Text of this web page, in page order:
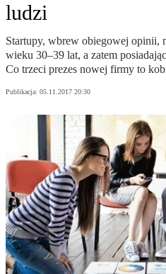
ludzi
Startupy, wbrew obiegowej opinii,
wieku 30–39 lat, a zatem
Co trzeci prezes nowej firmy to
Publikacja: 05.11.2017 20:30